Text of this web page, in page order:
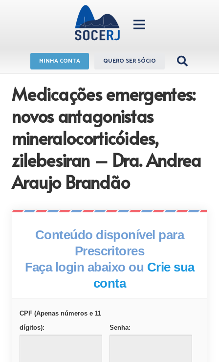
MINHA CONTA QUERO SER SÓCIO
Medicações emergentes:
novos antagonistas
mineralocorticóides,
zilebesiran – Dra. Andrea
Araujo Brandão
Conteúdo disponível para
Prescritores
Faça login abaixo ou Crie sua
conta
CPF (Apenas números e 11
dígitos):
Senha: